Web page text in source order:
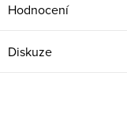
Hodnocení
Diskuze